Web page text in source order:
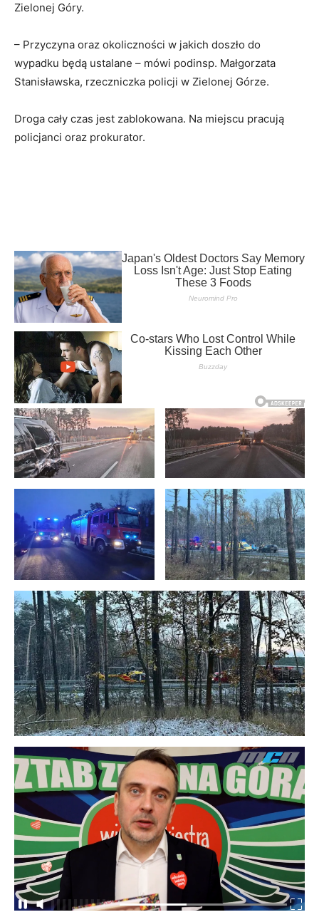
Zielonej Góry.
– Przyczyna oraz okoliczności w jakich doszło do
wypadku będą ustalane – mówi podinsp. Małgorzata
Stanisławska, rzeczniczka policji w Zielonej Górze.
Droga cały czas jest zablokowana. Na miejscu pracują
policjanci oraz prokurator.